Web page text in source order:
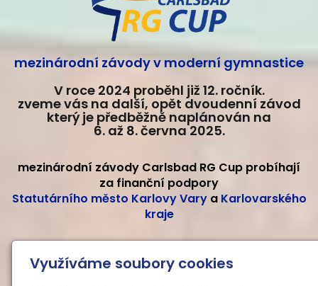
mezinárodní závody v moderní gymnastice
V roce 2024 proběhl již 12. ročník.
zveme vás na další, opět dvoudenní závod
který je předběžně naplánován na
6. až 8. června 2025.
mezinárodní závody Carlsbad RG Cup probíhají
za finanční podpory
Statutárního město Karlovy Varya Karlovarského
kraje
Využíváme soubory cookies